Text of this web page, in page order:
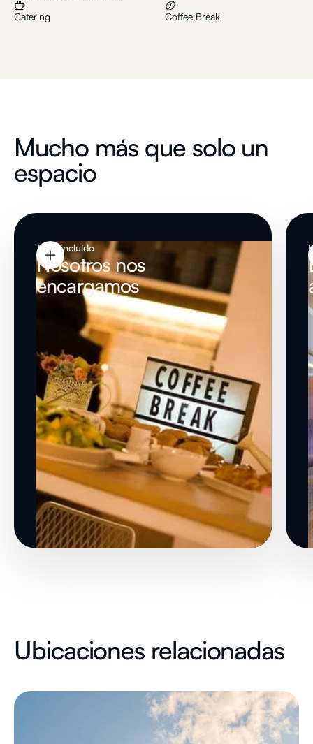
Catering Coffee Break
Mucho más que solo un
espacio
Todo incluído
Nosotros nos
encargamos
Ubicaciones relacionadas